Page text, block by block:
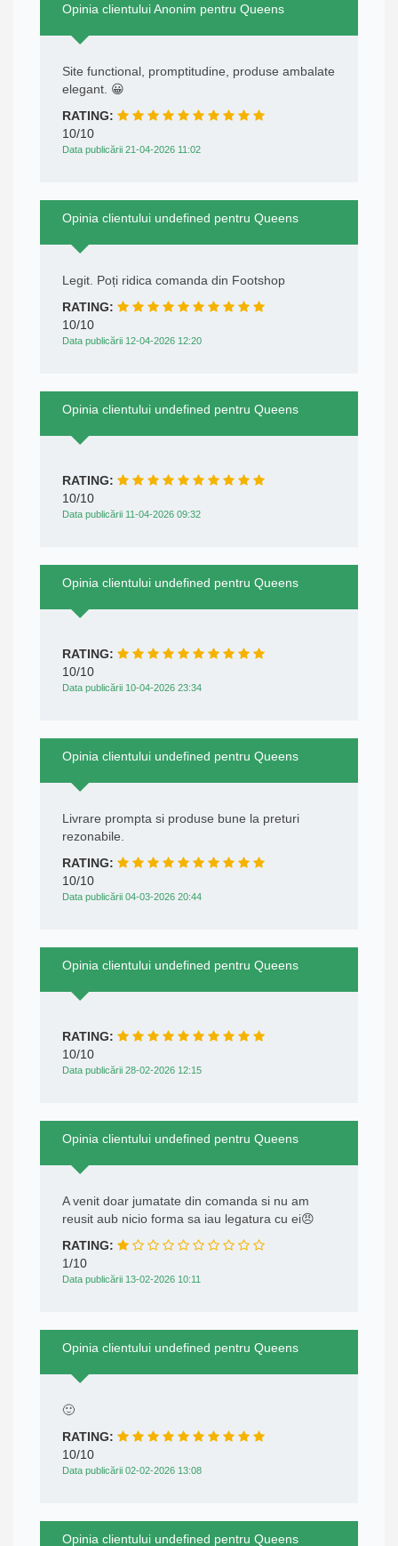
Opinia clientului Anonim pentru Queens
Site functional, promptitudine, produse ambalate
elegant. 😀
RATING:
10/10
Data publicării 21-04-2026 11:02
Opinia clientului undefined pentru Queens
Legit. Poți ridica comanda din Footshop
RATING:
10/10
Data publicării 12-04-2026 12:20
Opinia clientului undefined pentru Queens
RATING:
10/10
Data publicării 11-04-2026 09:32
Opinia clientului undefined pentru Queens
RATING:
10/10
Data publicării 10-04-2026 23:34
Opinia clientului undefined pentru Queens
Livrare prompta si produse bune la preturi
rezonabile.
RATING:
10/10
Data publicării 04-03-2026 20:44
Opinia clientului undefined pentru Queens
RATING:
10/10
Data publicării 28-02-2026 12:15
Opinia clientului undefined pentru Queens
A venit doar jumatate din comanda si nu am
reusit aub nicio forma sa iau legatura cu ei😠
RATING:
1/10
Data publicării 13-02-2026 10:11
Opinia clientului undefined pentru Queens
🙂
RATING:
10/10
Data publicării 02-02-2026 13:08
Opinia clientului undefined pentru Queens